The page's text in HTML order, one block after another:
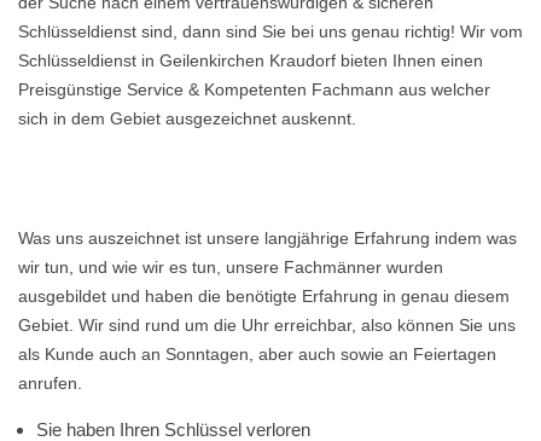
Schlüsseldienst sind, dann sind Sie bei uns genau richtig! Wir vom
Schlüsseldienst in Geilenkirchen Kraudorf bieten Ihnen einen
Preisgünstige Service & Kompetenten Fachmann aus welcher
sich in dem Gebiet ausgezeichnet auskennt.
Was uns auszeichnet ist unsere langjährige Erfahrung indem was
wir tun, und wie wir es tun, unsere Fachmänner wurden
ausgebildet und haben die benötigte Erfahrung in genau diesem
Gebiet. Wir sind rund um die Uhr erreichbar, also können Sie uns
als Kunde auch an Sonntagen, aber auch sowie an Feiertagen
anrufen.
Sie haben Ihren Schlüssel verloren